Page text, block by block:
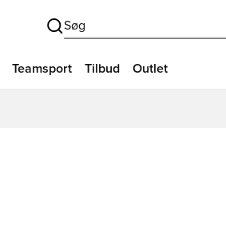
Søg
Teamsport Tilbud Outlet